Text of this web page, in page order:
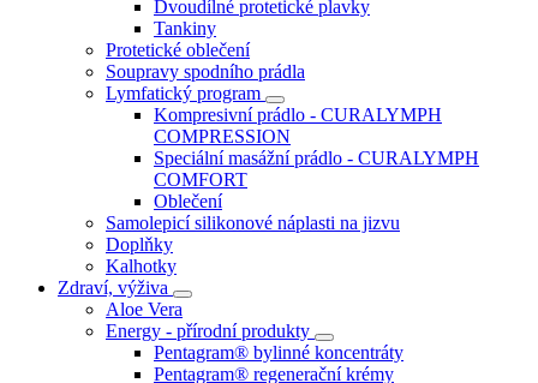
Dvoudílné protetické plavky
Tankiny
Protetické oblečení
Soupravy spodního prádla
Lymfatický program
Kompresivní prádlo - CURALYMPH
COMPRESSION
Speciální masážní prádlo - CURALYMPH
COMFORT
Oblečení
Samolepicí silikonové náplasti na jizvu
Doplňky
Kalhotky
Zdraví, výživa
Aloe Vera
Energy - přírodní produkty
Pentagram® bylinné koncentráty
Pentagram® regenerační krémy